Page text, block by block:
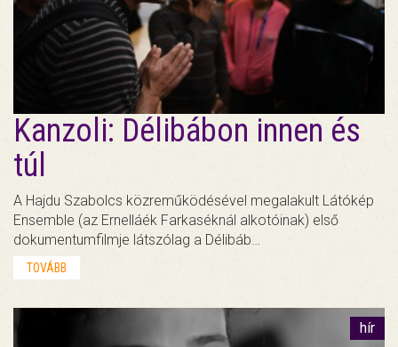
Kanzoli: Délibábon innen és
túl
A Hajdu Szabolcs közreműködésével megalakult Látókép
Ensemble (az Ernelláék Farkaséknál alkotóinak) első
dokumentumfilmje látszólag a Délibáb…
TOVÁBB
hír